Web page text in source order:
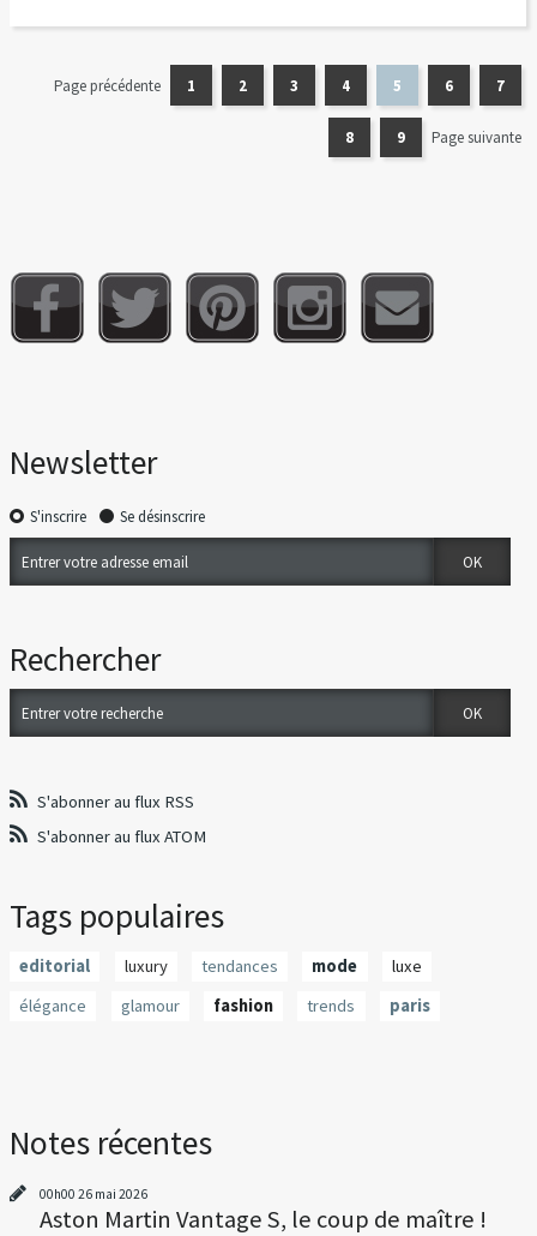
Page précédente 1 2 3 4 5 6 7
8 9 Page suivante
Newsletter
S'inscrire Se désinscrire
Rechercher
S'abonner au flux RSS
S'abonner au flux ATOM
Tags populaires
editorial luxury tendances mode
luxe
élégance
glamour fashion trends paris
Notes récentes
00h00 26 mai 2026
Aston Martin Vantage S, le coup de maître !